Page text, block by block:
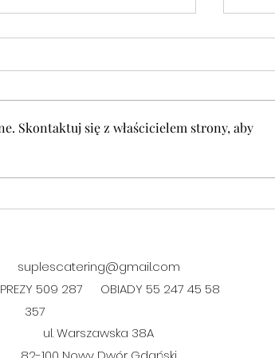
Skontaktuj się z właścicielem strony, aby
suplescatering@gmail.com
509 287
357
OBIADY 55 247 45 58
ul. Warszawska 38A